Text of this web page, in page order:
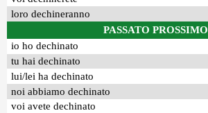
loro dechineranno
PASSATO PROSSIMO
io ho dechinato
tu hai dechinato
lui/lei ha dechinato
noi abbiamo dechinato
voi avete dechinato